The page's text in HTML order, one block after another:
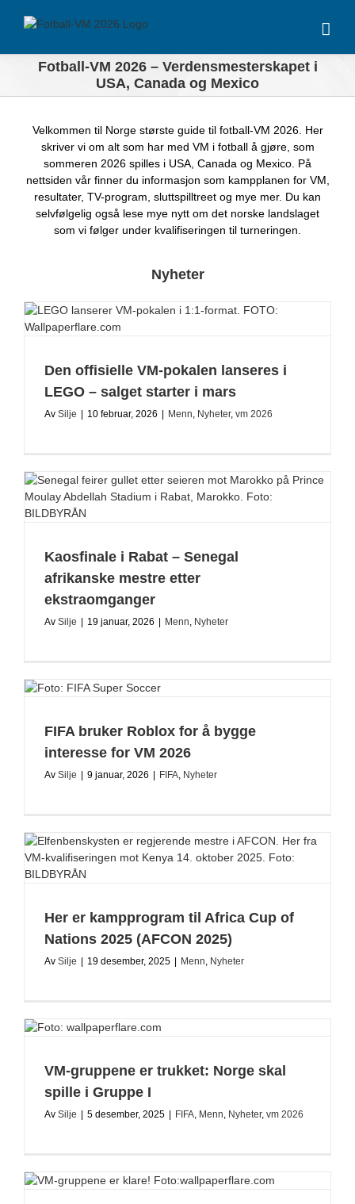
Fotball-VM 2026 – Verdensmesterskapet i
USA, Canada og Mexico
Velkommen til Norge største guide til fotball-VM 2026. Her
skriver vi om alt som har med VM i fotball å gjøre, som
sommeren 2026 spilles i USA, Canada og Mexico. På
nettsiden vår finner du informasjon som kampplanen for VM,
resultater, TV-program, sluttspilltreet og mye mer. Du kan
selvfølgelig også lese mye nytt om det norske landslaget
som vi følger under kvalifiseringen til turneringen.
Nyheter
Den offisielle VM-pokalen lanseres i
LEGO – salget starter i mars
Av Silje 10 februar, 2026 Menn, Nyheter, vm 2026
Kaosfinale i Rabat – Senegal
afrikanske mestre etter
ekstraomganger
Av Silje 19 januar, 2026 Menn, Nyheter
FIFA bruker Roblox for å bygge
interesse for VM 2026
Av Silje 9 januar, 2026 FIFA, Nyheter
Her er kampprogram til Africa Cup of
Nations 2025 (AFCON 2025)
Av Silje 19 desember, 2025 Menn, Nyheter
VM-gruppene er trukket: Norge skal
spille i Gruppe I
Av Silje 5 desember, 2025 FIFA, Menn, Nyheter, vm 2026